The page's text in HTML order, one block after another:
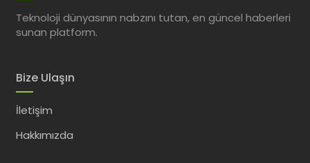
Teknoloji dünyasının nabzını tutan, en güncel haberleri
sunan platform.
Bize Ulaşın
İletişim
Hakkımızda